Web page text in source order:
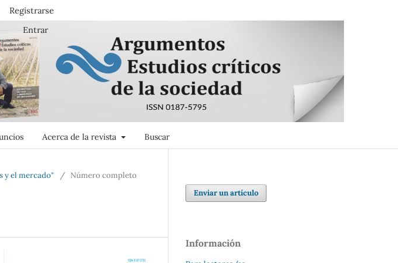
Acerca de la revista Buscar
Registrarse
Entrar
y el mercado" / Número completo
Enviar un artículo
Información